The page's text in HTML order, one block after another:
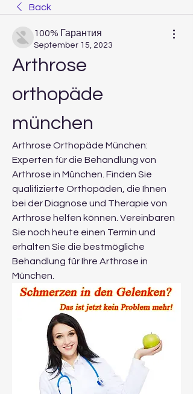
Back
100% Гарантия
September 15, 2023
Arthrose
orthopäde
münchen
Arthrose Orthopäde München:
Experten für die Behandlung von
Arthrose in München. Finden Sie
qualifizierte Orthopäden, die Ihnen
bei der Diagnose und Therapie von
Arthrose helfen können. Vereinbaren
Sie noch heute einen Termin und
erhalten Sie die bestmögliche
Behandlung für Ihre Arthrose in
München.